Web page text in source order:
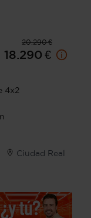
20.290 €
18.290 €
4x2
Ciudad Real